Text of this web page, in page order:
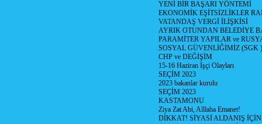
YENİ BİR BAŞARI YÖNTEMİ
EKONOMİK EŞİTSİZLİKLER
VATANDAŞ VERGİ İLİŞKİSİ
AYRIK OTUNDAN BELEDİYE
PARAMİTER YAPILAR ve
SOSYAL GÜVENLİĞİMİZ (SGK )
CHP ve DEĞİŞİM
15-16 Haziran İşçi Olayları
SEÇİM 2023
2023 bakanlar kurulu
SEÇİM 2023
KASTAMONU
Ziya Zat Abi, Alllaha Emanet!
DİKKAT! SİYASİ ALDANIŞ